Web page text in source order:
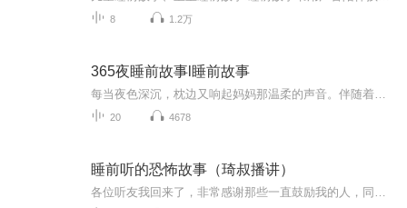
8 1.2万
365夜睡前故事l睡前故事
20 4678
睡前听的恐怖故事（琦叔播讲）